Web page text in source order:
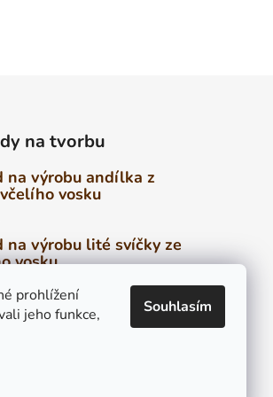
prohlížení
jeho funkce,
Souhlasím
na tvorbu
na výrobu andílka z
vosku
na výrobu lité svíčky ze
vosku
na výrobu stáčené
z plátů včelího vosku